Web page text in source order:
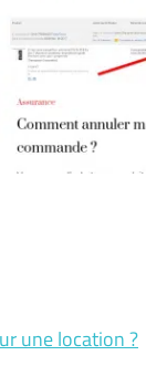
une location ?